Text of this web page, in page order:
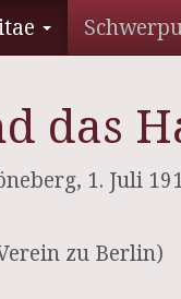
das
1. Juli
zu Berlin)